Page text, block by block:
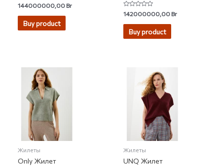
Rated
5.00
out of 5
144000000,00Br
Buy product
Rated
0
out
142000000,00Br
Buy product
Жилеты
Only Жилет
Жилеты
UNQ Жилет